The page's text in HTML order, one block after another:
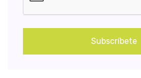
Subscríbete